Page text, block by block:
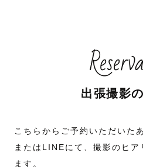
出張撮影
こちらからご予約いただいた
またはLINEにて、撮影のヒア
ます。